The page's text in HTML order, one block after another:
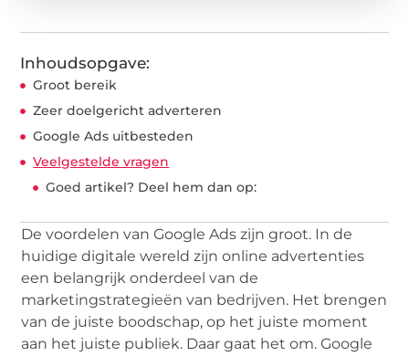
Inhoudsopgave:
Groot bereik
Zeer doelgericht adverteren
Google Ads uitbesteden
Veelgestelde vragen
Goed artikel? Deel hem dan op:
De voordelen van Google Ads zijn groot. In de
huidige digitale wereld zijn online advertenties
een belangrijk onderdeel van de
marketingstrategieën van bedrijven. Het brengen
van de juiste boodschap, op het juiste moment
aan het juiste publiek. Daar gaat het om. Google